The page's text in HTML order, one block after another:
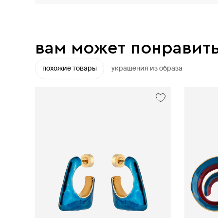
вам может
похожие товары украшения из образа